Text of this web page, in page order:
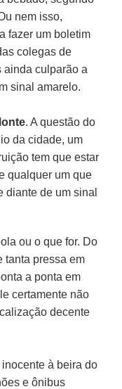
nem isso,
fazer um boletim
colegas de
ainda culparão a
sinal amarelo.
. A questão do
da cidade, um
tem que estar
qualquer um que
diante de um sinal
ou o que for. Do
tanta pressa em
a ponta em
certamente não
decente
à beira do
e ônibus